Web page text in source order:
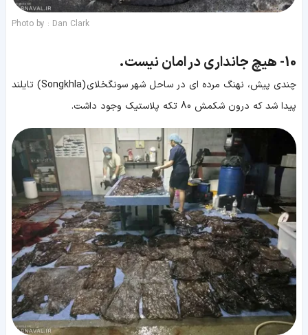
Photo by : Dan Clark
10- هیچ جانداری در امان نیست.
چندی پیش، نهنگ مرده ای در ساحل شهر سونگخلای (Songkhla) تایلند
پیدا شد که درون شکمش 80 تکه پلاستیک وجود داشت.